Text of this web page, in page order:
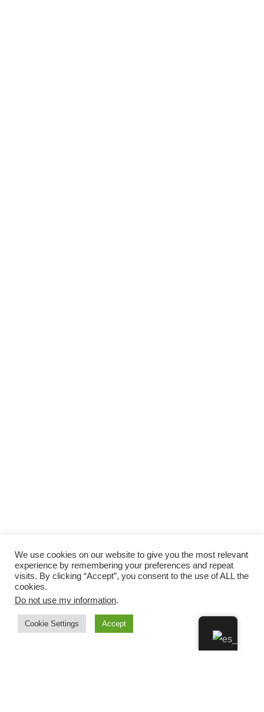
We use cookies on our website to give you the most relevant
experience by remembering your preferences and repeat
visits. By clicking “Accept”, you consent to the use of ALL the
cookies.
Do not use my information.
Cookie Settings Accept